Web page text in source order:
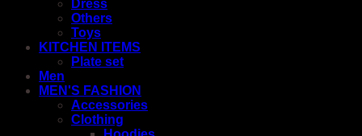
Dress
Others
Toys
KITCHEN ITEMS
Plate set
Men
MEN'S FASHION
Accessories
Clothing